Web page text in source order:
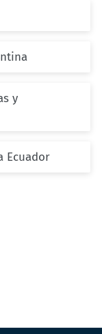
y
Ecuador